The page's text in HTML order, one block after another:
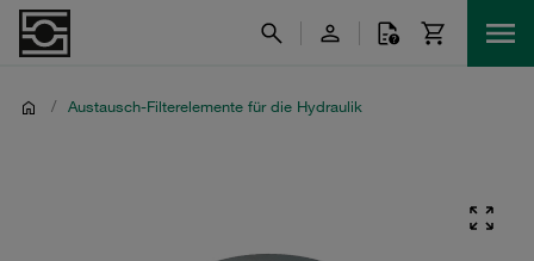
/ Austausch-Filterelemente für die Hydraulik